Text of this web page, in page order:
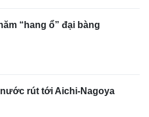
“hang ổ” đại bàng
rút tới Aichi-Nagoya